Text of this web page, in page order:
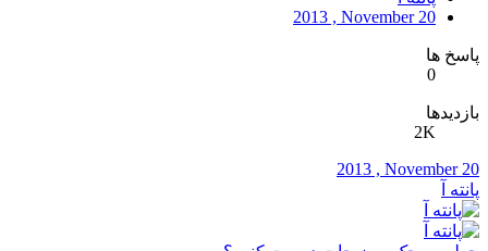
2013 , November 20
پاسخ ها
0
بازدیدها
2K
2013 , November 20
پانته آ